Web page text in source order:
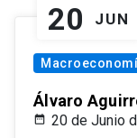
20 JUN
Álvaro
20 de Junio